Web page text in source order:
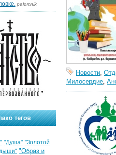
Новости,
Милосердие,
palomnik
тегов
"Душа" "Золотой
"Образ и